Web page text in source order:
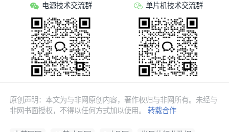
台积电的毛利率在常态下要比中芯国际基本高20%以
上，感觉不是一个行业的公司。同样，两者毛利率和净
利率在2022年Q3出现了明显的剪刀差。
电源技术交流群 单片机技术交流群
原创声明：本文为与非网原创内容，著作权归与非网所有。未经与
非网书面授权，不得以任何方式加以使用。转载合作